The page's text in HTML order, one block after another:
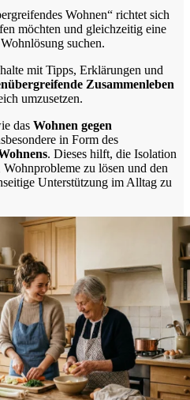
Wohnen“ richtet sich
möchten und gleichzeitig eine
suchen.
mit Tipps, Erklärungen und
Zusammenleben
umzusetzen.
das Wohnen gegen
in Form des
. Dieses hilft, die Isolation
zu lösen und den
Unterstützung im Alltag zu